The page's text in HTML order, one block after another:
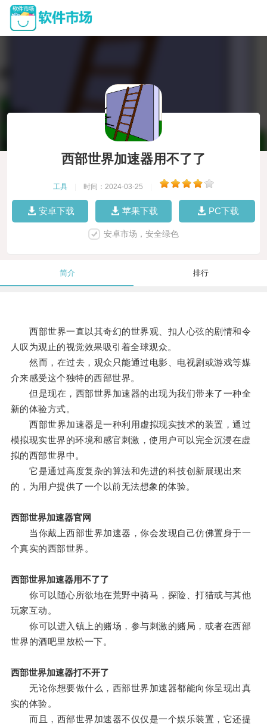
西部世界加速器用不了了
工具 时间：2024-03-25
安卓下载 苹果下载 PC下载
安卓市场，安全绿色
简介 排行
西部世界一直以其奇幻的世界观、扣人心弦的剧情和令
人叹为观止的视觉效果吸引着全球观众。
然而，在过去，观众只能通过电影、电视剧或游戏等媒
介来感受这个独特的西部世界。
但是现在，西部世界加速器的出现为我们带来了一种全
新的体验方式。
西部世界加速器是一种利用虚拟现实技术的装置，通过
模拟现实世界的环境和感官刺激，使用户可以完全沉浸在虚
拟的西部世界中。
它是通过高度复杂的算法和先进的科技创新展现出来
的，为用户提供了一个以前无法想象的体验。
西部世界加速器官网
当你戴上西部世界加速器，你会发现自己仿佛置身于一
个真实的西部世界。
西部世界加速器用不了了
你可以随心所欲地在荒野中骑马，探险、打猎或与其他
玩家互动。
你可以进入镇上的赌场，参与刺激的赌局，或者在西部
世界的酒吧里放松一下。
西部世界加速器打不开了
无论你想要做什么，西部世界加速器都能向你呈现出真
实的体验。
而且，西部世界加速器不仅仅是一个娱乐装置，它还提